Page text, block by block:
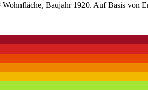
Baujahr 1920. Auf Basis von